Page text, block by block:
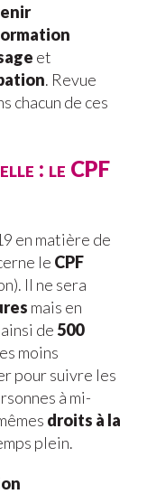
et
. Revue
chacun de ces
: le CPF
en matière de
le CPF
Il ne sera
mais en
de 500
moins
pour suivre les
à mi-
droits à la
plein.